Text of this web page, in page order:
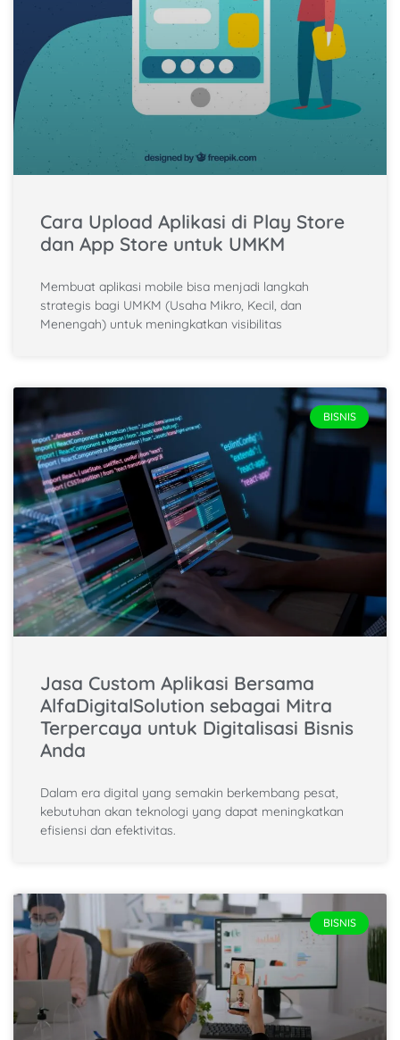
Cara Upload Aplikasi di Play Store
dan App Store untuk UMKM
Membuat aplikasi mobile bisa menjadi langkah
strategis bagi UMKM (Usaha Mikro, Kecil, dan
Menengah) untuk meningkatkan visibilitas
BISNIS
Jasa Custom Aplikasi Bersama
AlfaDigitalSolution sebagai Mitra
Terpercaya untuk Digitalisasi Bisnis
Anda
Dalam era digital yang semakin berkembang pesat,
kebutuhan akan teknologi yang dapat meningkatkan
efisiensi dan efektivitas.
BISNIS